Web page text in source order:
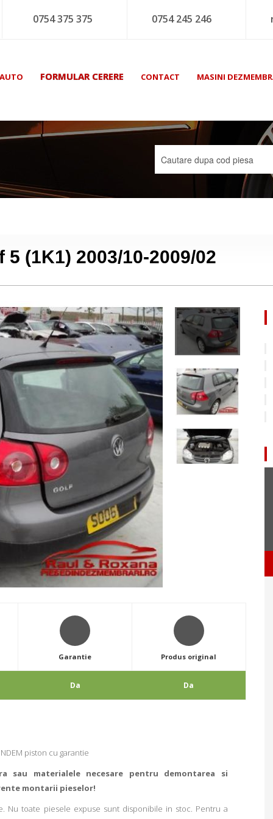
0754 375 375 0754 245 246
FORMULAR CERERE CONTACT MASINI
(1K1) 2003/10-2009/02
Garantie
Da
Produs original
Da
piston cu garantie
sau materialele necesare pentru demontarea si
montarii pieselor!
Nu toate piesele expuse sunt disponibile in stoc. Pentru a